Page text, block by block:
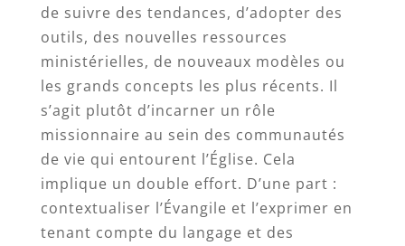
de suivre des tendances, d’adopter des
outils, des nouvelles ressources
ministérielles, de nouveaux modèles ou
les grands concepts les plus récents. Il
s’agit plutôt d’incarner un rôle
missionnaire au sein des communautés
de vie qui entourent l’Église. Cela
implique un double effort. D’une part :
contextualiser l’Évangile et l’exprimer en
tenant compte du langage et des